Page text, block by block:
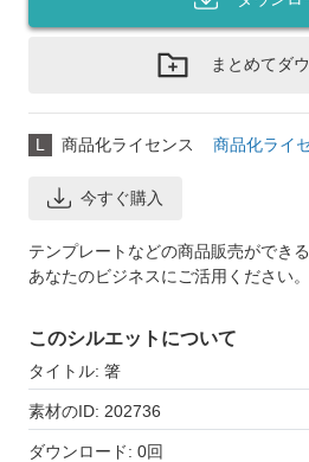
まとめてダ
L 商品化ライセンス 商品化ライ
今すぐ購入
テンプレートなどの商品販売ができ
あなたのビジネスにご活用ください。
このシルエットについて
タイトル: 箸
素材のID: 202736
ダウンロード: 0回